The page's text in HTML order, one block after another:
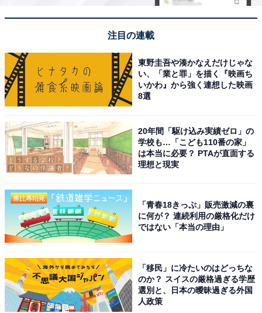
色が味わえるからです」（60代男性／愛知県）、「海辺
で停まって海岸を歩くのもいいし、ローズマリー公園に
立ち寄って散策するのも良い。道も空いてるし、実は牧
場があったり、滝があったり穴場だらけ」（40代男性／
千葉県）といった声が集まりました。
※回答者からのコメントは原文ママです
次ページ 9位までのランキング結果を見る
注目の連載
東野圭吾や湊かなえだけじゃな
い、「業と罪」を描く『映画ち
いかわ』から強く連想した映画
8選
20年間「駆け込み実績ゼロ」の
学校も…「こども110番の家」
は本当に必要？ PTAが直面する
理想と現実
「青春18きっぷ」販売激減の裏
に何が？ 連続利用の厳格化だけ
ではない「本当の理由」
「移民」に冷たいのはどっちな
のか？ スイスの厳格過ぎる学歴
選別と、日本の曖昧過ぎる外国
人政策